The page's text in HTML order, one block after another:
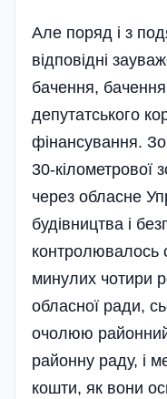
Але поряд і з
відповідні
бачення,
депутатського
фінансування.
30-кілометрової
через обласне
будівництва і
контролювалось
минулих чотири
обласної ради,
очолюю
районну раду, і
кошти, як вони